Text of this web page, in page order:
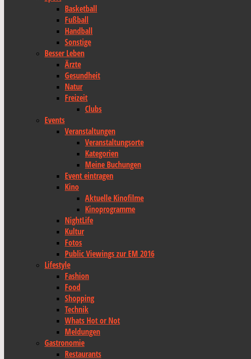
Basketball
Fußball
Handball
Sonstige
Besser Leben
Ärzte
Gesundheit
Natur
Freizeit
Clubs
Events
Veranstaltungen
Veranstaltungsorte
Kategorien
Meine Buchungen
Event eintragen
Kino
Aktuelle Kinofilme
Kinoprogramme
NightLife
Kultur
Fotos
Public Viewings zur EM 2016
Lifestyle
Fashion
Food
Shopping
Technik
Whats Hot or Not
Meldungen
Gastronomie
Restaurants